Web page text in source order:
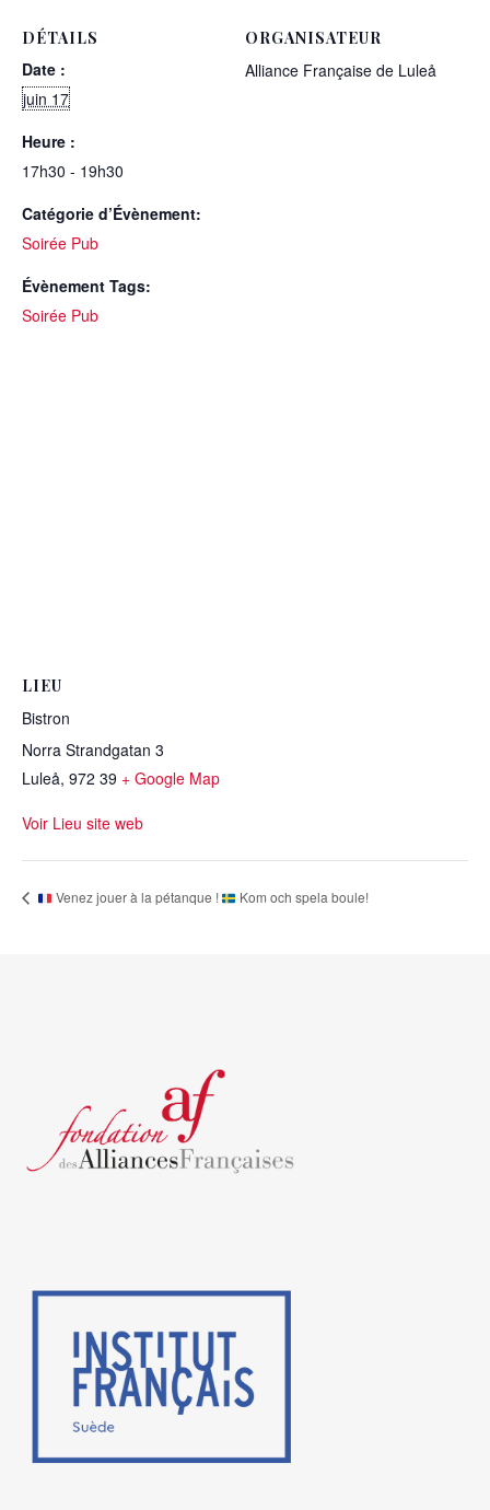
DÉTAILS
Date :
juin 17
Heure :
17h30 - 19h30
Catégorie d’Évènement:
Soirée Pub
Évènement Tags:
Soirée Pub
ORGANISATEUR
Alliance Française de Luleå
LIEU
Bistron
Norra Strandgatan 3
Luleå, 972 39 + Google Map
Voir Lieu site web
Venez jouer à la pétanque ! Kom och spela boule!